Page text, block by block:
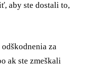
aby ste dostali to,
za
ak ste zmeškali